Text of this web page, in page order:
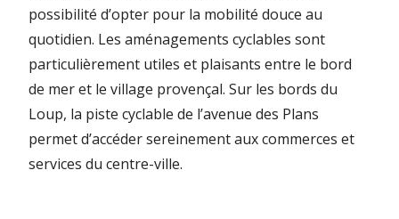
possibilité d’opter pour la mobilité douce au
quotidien. Les aménagements cyclables sont
particulièrement utiles et plaisants entre le bord
de mer et le village provençal. Sur les bords du
Loup, la piste cyclable de l’avenue des Plans
permet d’accéder sereinement aux commerces et
services du centre-ville.